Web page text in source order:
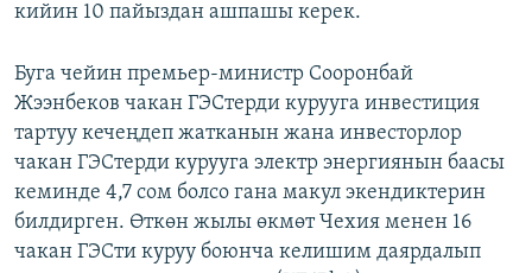
кийин 10 пайыздан ашпашы керек.
Буга чейин премьер-министр Сооронбай
Жээнбеков чакан ГЭСтерди курууга инвестиция
тартуу кечеңдеп жатканын жана инвесторлор
чакан ГЭСтерди курууга электр энергиянын баасы
кеминде 4,7 сом болсо гана макул экендиктерин
билдирген. Өткөн жылы өкмөт Чехия менен 16
чакан ГЭСти куруу боюнча келишим даярдалып